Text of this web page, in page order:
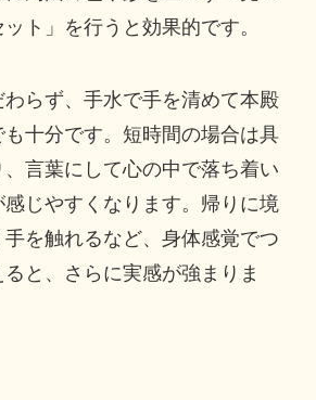
ト」を行うと効果的です。
らず、手水で手を清めて本殿
十分です。短時間の場合は具
言葉にして心の中で落ち着い
じやすくなります。帰りに境
を触れるなど、身体感覚でつ
と、さらに実感が強まりま